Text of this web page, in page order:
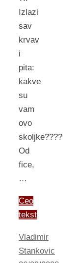
Izlazi
sav
krvav
i
pita:
kakve
su
vam
ovo
skoljke????
Od
fice,
…
Ceo
tekst
Vladimir
Stankovic